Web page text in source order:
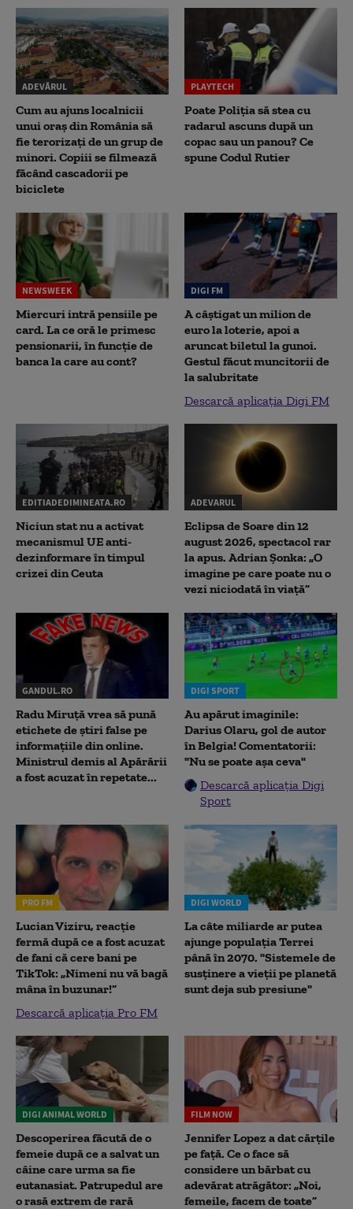
ADEVĂRUL
Cum au ajuns localnicii
unui oraș din România să
fie terorizați de un grup de
minori. Copiii se filmează
făcând cascadorii pe
biciclete
PLAYTECH
Poate Poliția să stea cu
radarul ascuns după un
copac sau un panou? Ce
spune Codul Rutier
NEWSWEEK
Miercuri intră pensiile pe
card. La ce oră le primesc
pensionarii, în funcție de
banca la care au cont?
DIGI FM
A câștigat un milion de
euro la loterie, apoi a
aruncat biletul la gunoi.
Gestul făcut muncitorii de
la salubritate
Descarcă aplicația Digi FM
EDITIADEDIMINEATA.RO
Niciun stat nu a activat
mecanismul UE anti-
dezinformare în timpul
crizei din Ceuta
ADEVARUL
Eclipsa de Soare din 12
august 2026, spectacol rar
la apus. Adrian Șonka: „O
imagine pe care poate nu o
vezi niciodată în viață”
GANDUL.RO
Radu Miruţă vrea să pună
etichete de știri false pe
informațiile din online.
Ministrul demis al Apărării
a fost acuzat în repetate...
DIGI SPORT
Au apărut imaginile:
Darius Olaru, gol de autor
în Belgia! Comentatorii:
"Nu se poate așa ceva"
Descarcă aplicația Digi
Sport
PRO FM
Lucian Viziru, reacție
fermă după ce a fost acuzat
de fani că cere bani pe
TikTok: „Nimeni nu vă bagă
mâna în buzunar!”
Descarcă aplicația Pro FM
DIGI WORLD
La câte miliarde ar putea
ajunge populația Terrei
până în 2070. "Sistemele de
susținere a vieții pe planetă
sunt deja sub presiune"
DIGI ANIMAL WORLD
Descoperirea făcută de o
femeie după ce a salvat un
câine care urma sa fie
eutanasiat. Patrupedul are
o rasă extrem de rară
FILM NOW
Jennifer Lopez a dat cărțile
pe față. Ce o face să
considere un bărbat cu
adevărat atrăgător: „Noi,
femeile, facem de toate”